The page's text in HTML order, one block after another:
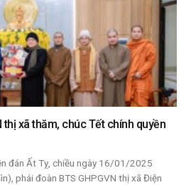
thị xã thăm, chúc Tết chính quyền
đán Ất Tỵ, chiều ngày 16/01/2025
phái đoàn BTS GHPGVN thị xã Điện